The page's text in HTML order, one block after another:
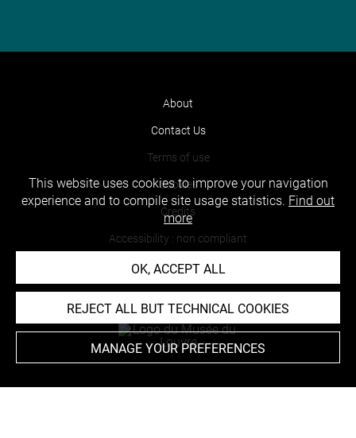
About
Contact Us
Terms of use
Cookies
Credits
Accessibility : non compliant
This website uses cookies to improve your navigation
experience and to compile site usage statistics. Find out
more
OK, ACCEPT ALL
REJECT ALL BUT TECHNICAL COOKIES
MANAGE YOUR PREFERENCES